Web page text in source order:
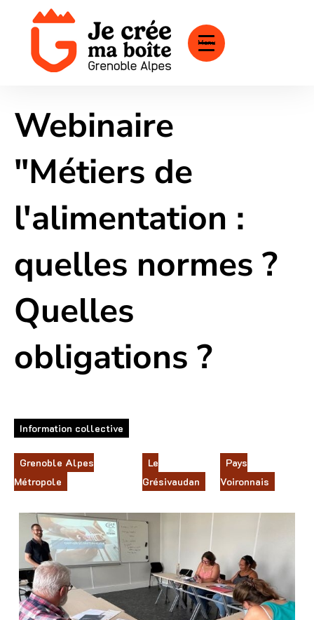
Menu
Webinaire
"Métiers de
l'alimentation :
quelles normes ?
Quelles
obligations ?
Information collective
Grenoble Alpes
Métropole
Le
Grésivaudan
Pays
Voironnais